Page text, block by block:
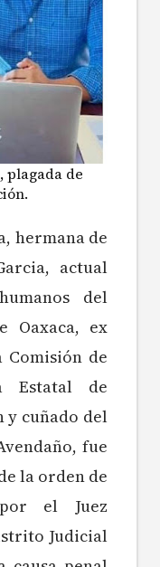
plagada de
hermana de
actual
del
Oaxaca, ex
Comisión de
Estatal de
y cuñado del
fue
la orden de
el Juez
Judicial